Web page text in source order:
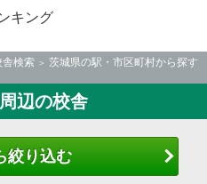
キング
舎検索
茨城県の駅・市区町村から探す
辺の校舎
絞り込む